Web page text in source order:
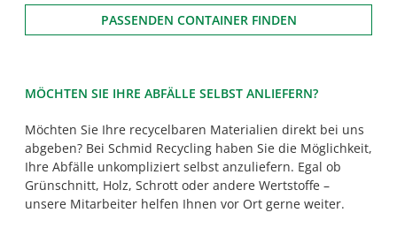
PASSENDEN CONTAINER FINDEN
MÖCHTEN SIE IHRE ABFÄLLE SELBST ANLIEFERN?
Möchten Sie Ihre recycelbaren Materialien direkt bei uns
abgeben? Bei Schmid Recycling haben Sie die Möglichkeit,
Ihre Abfälle unkompliziert selbst anzuliefern. Egal ob
Grünschnitt, Holz, Schrott oder andere Wertstoffe –
unsere Mitarbeiter helfen Ihnen vor Ort gerne weiter.